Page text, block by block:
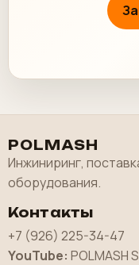
POLMASH
Инжиниринг,
оборудования.
Контакты
+7 (926) 225-34-47
YouTube: POLMASH